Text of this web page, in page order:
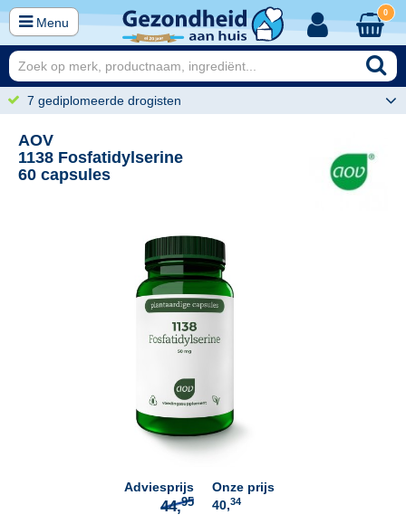
Menu
0
7 gediplomeerde drogisten
AOV
1138 Fosfatidylserine
60 capsules
Adviesprijs
44, 95
Onze prijs
40,34